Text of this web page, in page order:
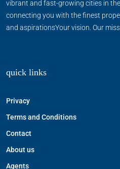
vibrant and fast-growing cities in
connecting you with the finest
and aspirationsYour vision. Our
quick links
Privacy
Terms and Conditions
Contact
About us
Agents